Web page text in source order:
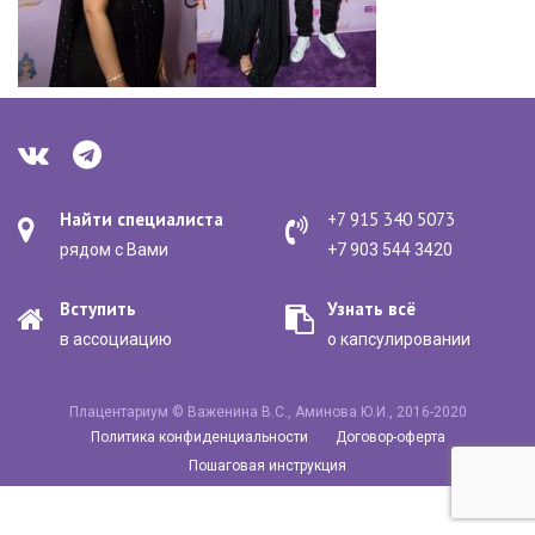
+7 915 340 5073
+7 903 544 3420
Найти специалиста
рядом с Вами
Узнать всё
о капсулировании
Вступить
в ассоциацию
Плацентариум © Важенина В.С., Аминова Ю.И., 2016-2020
Политика конфиденциальности
Договор-оферта
Пошаговая инструкция